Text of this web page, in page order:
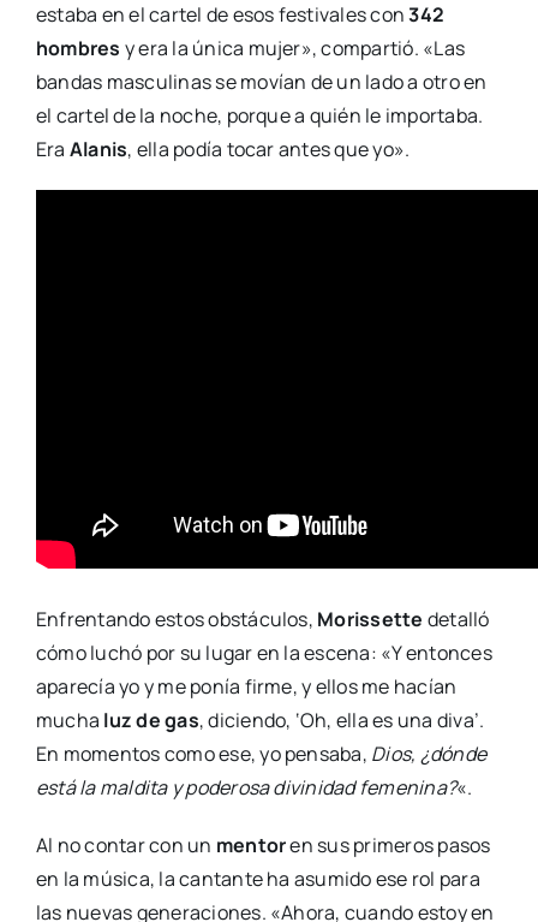
estaba en el cartel de esos festivales con342
hombres y era la única mujer», compartió. «Las
bandas masculinas se movían de un lado a otro en
el cartel de la noche, porque a quién le importaba.
Era Alanis, ella podía tocar antes que yo».
Enfrentando estos obstáculos, Morissette detalló
cómo luchó por su lugar en la escena: «Y entonces
aparecía yo y me ponía firme, y ellos me hacían
mucha luz de gas, diciendo, ‘Oh, ella es una diva’.
En momentos como ese, yo pensaba, Dios, ¿dónde
está la maldita y poderosa divinidad femenina?«.
Al no contar con un mentoren sus primeros pasos
en la música, la cantante ha asumido ese rol para
las nuevas generaciones. «Ahora, cuando estoy en